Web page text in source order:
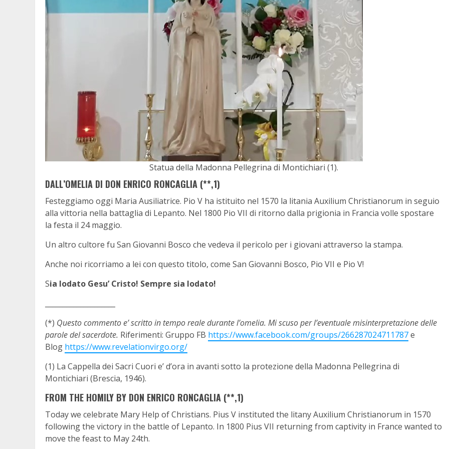
Statua della Madonna Pellegrina di Montichiari (1).
DALL’OMELIA DI DON ENRICO RONCAGLIA (**,1)
Festeggiamo oggi Maria Ausiliatrice. Pio V ha istituito nel 1570 la litania Auxilium Christianorum in seguio
alla vittoria nella battaglia di Lepanto. Nel 1800 Pio VII di ritorno dalla prigionia in Francia volle spostare
la festa il 24 maggio.
Un altro cultore fu San Giovanni Bosco che vedeva il pericolo per i giovani attraverso la stampa.
Anche noi ricorriamo a lei con questo titolo, come San Giovanni Bosco, Pio VII e Pio V!
Sia lodato Gesu’ Cristo! Sempre sia lodato!
(*) Questo commento e’ scritto in tempo reale durante l’omelia. Mi scuso per l’eventuale misinterpretazione delle
parole del sacerdote. Riferimenti: Gruppo FB https://www.facebook.com/groups/266287024711787e
Blog https://www.revelationvirgo.org/
(1) La Cappella dei Sacri Cuori e’ d’ora in avanti sotto la protezione della Madonna Pellegrina di
Montichiari (Brescia, 1946).
FROM THE HOMILY BY DON ENRICO RONCAGLIA (**,1)
Today we celebrate Mary Help of Christians. Pius V instituted the litany Auxilium Christianorum in 1570
following the victory in the battle of Lepanto. In 1800 Pius VII returning from captivity in France wanted to
move the feast to May 24th.